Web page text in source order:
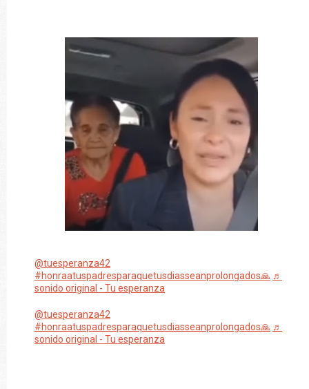
@tuesperanza42
#honraatuspadresparaquetusdiasseanprolongados🙏 ♬
sonido original - Tu esperanza
@tuesperanza42
#honraatuspadresparaquetusdiasseanprolongados🙏 ♬
sonido original - Tu esperanza